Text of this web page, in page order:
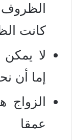
الظروف
كانت
لا
إما أن
الزواج
عمقا